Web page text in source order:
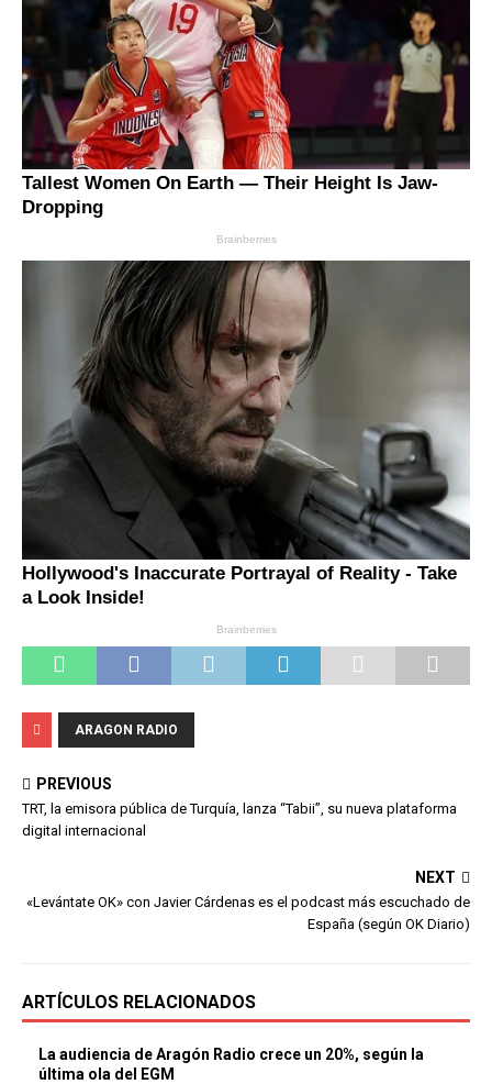
ARAGON RADIO
PREVIOUS
TRT, la emisora pública de Turquía, lanza “Tabii”, su nueva plataforma
digital internacional
NEXT
«Levántate OK» con Javier Cárdenas es el podcast más escuchado de
España (según OK Diario)
ARTÍCULOS RELACIONADOS
La audiencia de Aragón Radio crece un 20%, según la
última ola del EGM